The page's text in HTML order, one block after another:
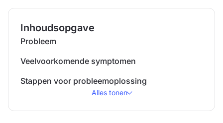
Inhoudsopgave
Probleem
Veelvoorkomende symptomen
Stappen voor probleemoplossing
Alles tonen